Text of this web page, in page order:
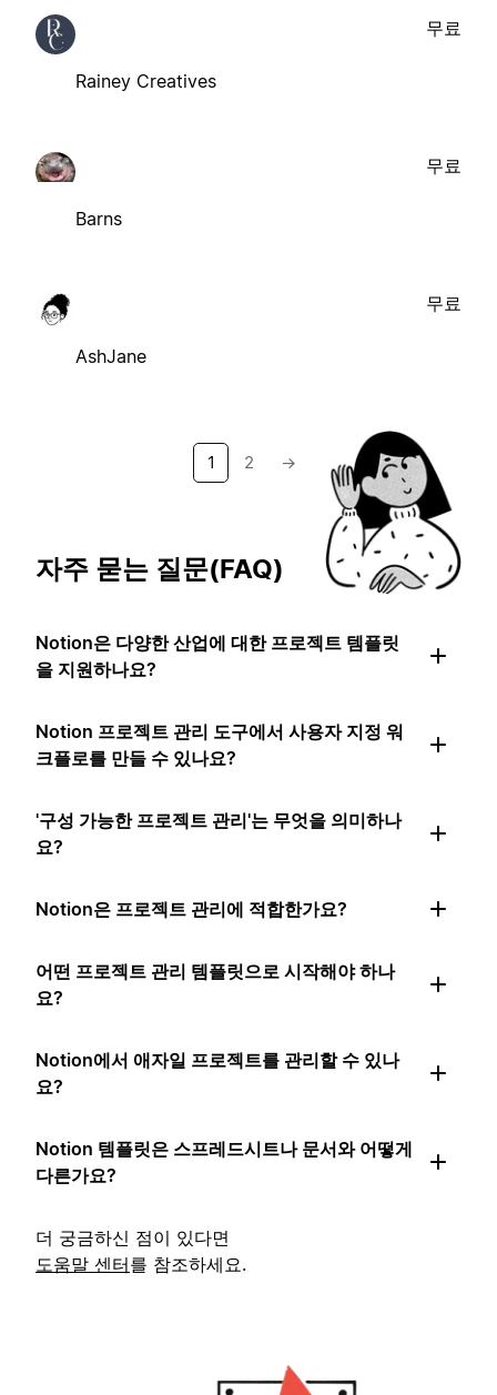
Rainey Creatives
무료
Barns
무료
AshJane
무료
1 2 →
자주 묻는 질문(FAQ)
Notion은 다양한 산업에 대한 프로젝트 템플릿
을 지원하나요?
Notion 프로젝트 관리 도구에서 사용자 지정 워
크플로를 만들 수 있나요?
'구성 가능한 프로젝트 관리'는 무엇을 의미하나
요?
Notion은 프로젝트 관리에 적합한가요?
어떤 프로젝트 관리 템플릿으로 시작해야 하나
요?
Notion에서 애자일 프로젝트를 관리할 수 있나
요?
Notion 템플릿은 스프레드시트나 문서와 어떻게
다른가요?
더 궁금하신 점이 있다면
도움말 센터를 참조하세요.